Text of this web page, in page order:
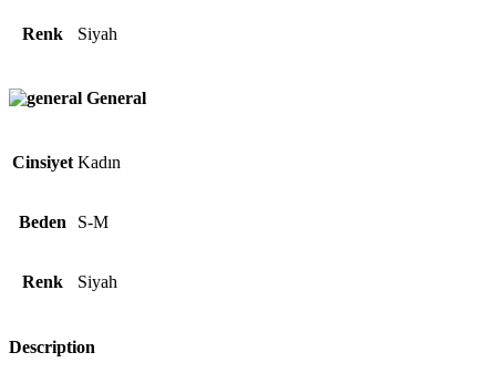
Renk Siyah
General
Cinsiyet Kadın
Beden S-M
Renk Siyah
Description